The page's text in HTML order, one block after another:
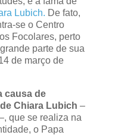
Lubich. De fato,
se o Centro
Focolares, perto
parte de sua
de março de
causa de
Chiara Lubich –
que se realiza na
o Papa